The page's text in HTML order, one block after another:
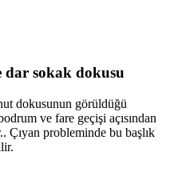
dar sokak dokusu
dokusunun görüldüğü
ve fare geçişi açısından
Çıyan probleminde bu başlık